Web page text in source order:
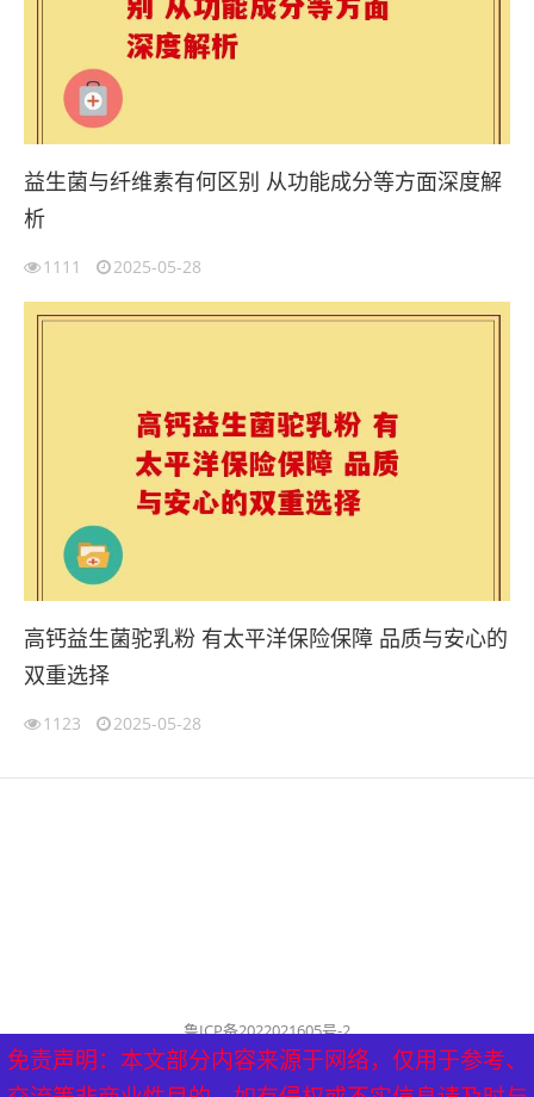
益生菌与纤维素有何区别 从功能成分等方面深度解
析
1111 2025-05-28
高钙益生菌驼乳粉 有太平洋保险保障 品质与安心的
双重选择
1123 2025-05-28
免责声明：本文部分内容来源于网络，仅用于参考、
鲁ICP备2022021605号-2
公司名称：历城泰山健康管理中心
历城泰山健康管理中心 版权所有（删稿联系邮箱：
免责声明：本文部分内容来源于网络，仅用于参考、